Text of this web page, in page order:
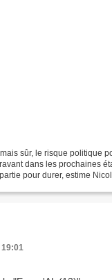
sûr, le risque politique
dans les prochaines
pour durer, estime
19:01